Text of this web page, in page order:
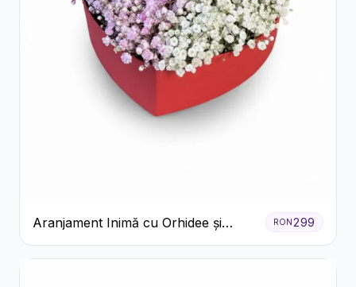
Aranjament Inimă cu Orhidee și
Floarea Miresei
RON299